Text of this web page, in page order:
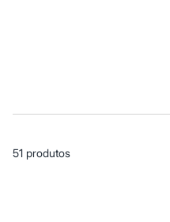
Bonés e Chapéus
Cintos
Óculos
51 produtos